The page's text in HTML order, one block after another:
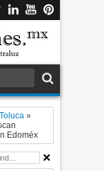
Toluca »
Edoméx